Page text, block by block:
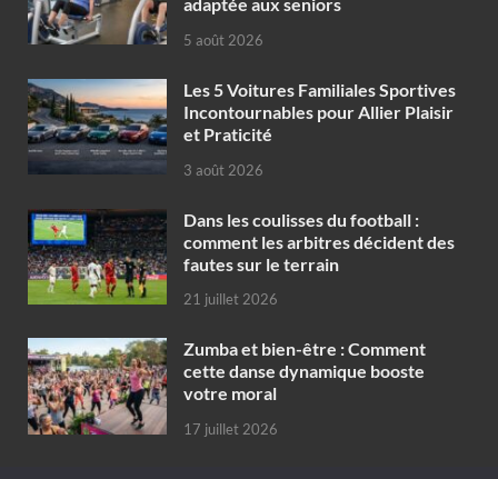
5 août 2026
Les 5 Voitures Familiales Sportives
Incontournables pour Allier Plaisir
et Praticité
3 août 2026
Dans les coulisses du football :
comment les arbitres décident des
fautes sur le terrain
21 juillet 2026
Zumba et bien-être : Comment
cette danse dynamique booste
votre moral
17 juillet 2026